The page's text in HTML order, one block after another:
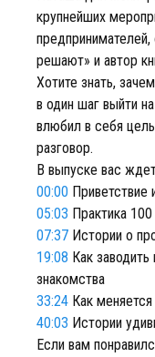
крупнейших
предпринимателей,
решают» и автор
Хотите знать,
в один шаг выйти
влюбил в себя
разговор.
В выпуске вас
00:00 Приветствие
05:03 Практика
07:37 Истории о
19:08 Как
знакомства
33:24 Как
40:03 Истории
Если вам